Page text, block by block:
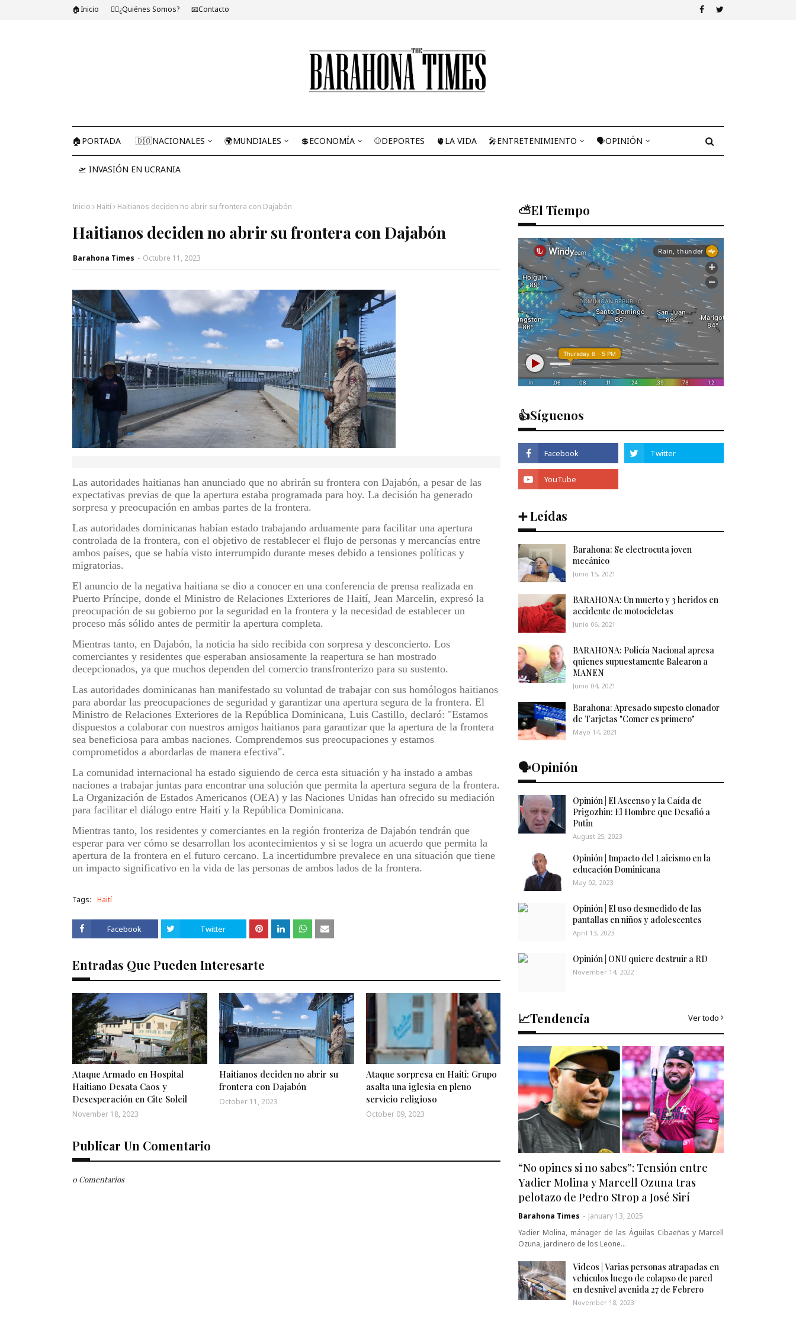
🏠Inicio 🤷‍♂️¿Quiénes Somos? 📧Contacto
🏠PORTADA 🇩🇴NACIONALES 🌍MUNDIALES 💲ECONOMÍA ⚾DEPORTES 🫀LA VIDA 🎤ENTRETENIMIENTO 🗣OPINIÓN
🛫 INVASIÓN EN UCRANIA
Inicio Haití Haitianos deciden no abrir su frontera con Dajabón
Haitianos deciden no abrir su frontera con Dajabón
Barahona Times - Octubre 11, 2023
Las autoridades haitianas han anunciado que no abrirán su frontera con Dajabón, a pesar de las
expectativas previas de que la apertura estaba programada para hoy. La decisión ha generado
sorpresa y preocupación en ambas partes de la frontera.
Las autoridades dominicanas habían estado trabajando arduamente para facilitar una apertura
controlada de la frontera, con el objetivo de restablecer el flujo de personas y mercancías entre
ambos países, que se había visto interrumpido durante meses debido a tensiones políticas y
migratorias.
El anuncio de la negativa haitiana se dio a conocer en una conferencia de prensa realizada en
Puerto Príncipe, donde el Ministro de Relaciones Exteriores de Haití, Jean Marcelin, expresó la
preocupación de su gobierno por la seguridad en la frontera y la necesidad de establecer un
proceso más sólido antes de permitir la apertura completa.
Mientras tanto, en Dajabón, la noticia ha sido recibida con sorpresa y desconcierto. Los
comerciantes y residentes que esperaban ansiosamente la reapertura se han mostrado
decepcionados, ya que muchos dependen del comercio transfronterizo para su sustento.
Las autoridades dominicanas han manifestado su voluntad de trabajar con sus homólogos haitianos
para abordar las preocupaciones de seguridad y garantizar una apertura segura de la frontera. El
Ministro de Relaciones Exteriores de la República Dominicana, Luis Castillo, declaró: "Estamos
dispuestos a colaborar con nuestros amigos haitianos para garantizar que la apertura de la frontera
sea beneficiosa para ambas naciones. Comprendemos sus preocupaciones y estamos
comprometidos a abordarlas de manera efectiva".
La comunidad internacional ha estado siguiendo de cerca esta situación y ha instado a ambas
naciones a trabajar juntas para encontrar una solución que permita la apertura segura de la frontera.
La Organización de Estados Americanos (OEA) y las Naciones Unidas han ofrecido su mediación
para facilitar el diálogo entre Haití y la República Dominicana.
Mientras tanto, los residentes y comerciantes en la región fronteriza de Dajabón tendrán que
esperar para ver cómo se desarrollan los acontecimientos y si se logra un acuerdo que permita la
apertura de la frontera en el futuro cercano. La incertidumbre prevalece en una situación que tiene
un impacto significativo en la vida de las personas de ambos lados de la frontera.
Tags: Haití
Facebook Twitter
Entradas Que Pueden Interesarte
Ataque Armado en Hospital
Haitiano Desata Caos y
Desesperación en Cite Soleil
November 18, 2023
Haitianos deciden no abrir su
frontera con Dajabón
October 11, 2023
Ataque sorpresa en Haití: Grupo
asalta una iglesia en pleno
servicio religioso
October 09, 2023
Publicar Un Comentario
0 Comentarios
⛅El Tiempo
👍Síguenos
➕ Leídas
Barahona: Se electrocuta joven
mecánico
Junio 15, 2021
BARAHONA: Un muerto y 3 heridos en
accidente de motocicletas
Junio 06, 2021
BARAHONA: Policía Nacional apresa
quienes supuestamente Balearon a
MANEN
Junio 04, 2021
Barahona: Apresado supesto clonador
de Tarjetas "Comer es primero"
Mayo 14, 2021
🗣️Opinión
Opinión | El Ascenso y la Caída de
Prigozhin: El Hombre que Desafió a
Putin
August 25, 2023
Opinión | Impacto del Laicismo en la
educación Dominicana
May 02, 2023
Opinión | El uso desmedido de las
pantallas en niños y adolescentes
April 13, 2023
Opinión | ONU quiere destruir a RD
November 14, 2022
📈Tendencia Ver todo
“No opines si no sabes”: Tensión entre
Yadier Molina y Marcell Ozuna tras
pelotazo de Pedro Strop a José Sirí
Barahona Times - January 13, 2025
Yadier Molina, mánager de las Águilas Cibaeñas y Marcell
Ozuna, jardinero de los Leone…
Videos | Varias personas atrapadas en
vehículos luego de colapso de pared
en desnivel avenida 27 de Febrero
November 18, 2023